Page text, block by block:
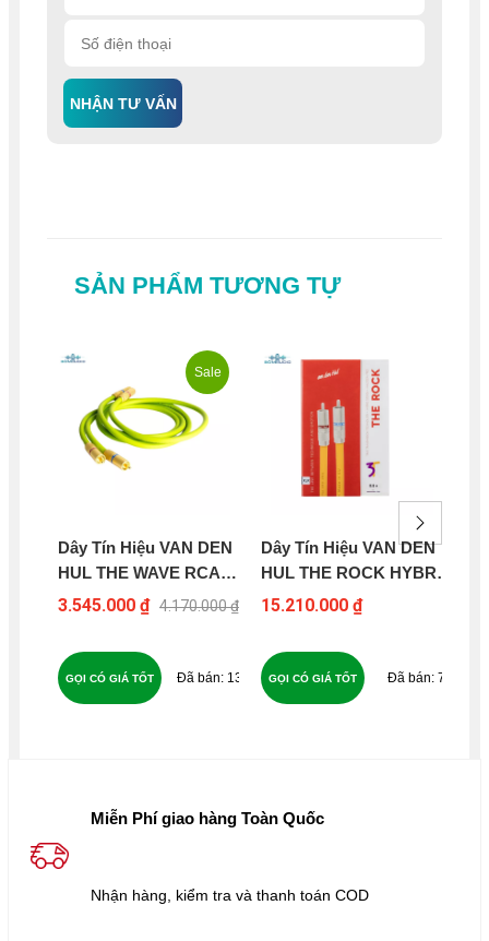
NHẬN TƯ VẤN
SẢN PHẨM TƯƠNG TỰ
Sale
Dây Tín Hiệu VAN DEN
HUL THE WAVE RCA
(1M)
3.545.000 ₫ 4.170.000 ₫
136
GỌI CÓ GIÁ TỐT
Dây Tín Hiệu VAN DEN
HUL THE ROCK HYBRID
3T RCA 1.0M
15.210.000 ₫
71
GỌI CÓ GIÁ TỐT
Miễn Phí giao hàng Toàn Quốc
Nhận hàng, kiểm tra và thanh toán COD